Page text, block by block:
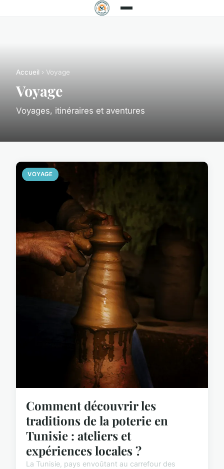
Accueil › Voyage
Voyage
Voyages, itinéraires et aventures
VOYAGE
Comment découvrir les
traditions de la poterie en
Tunisie : ateliers et
expériences locales ?
La Tunisie, pays envoûtant au carrefour des